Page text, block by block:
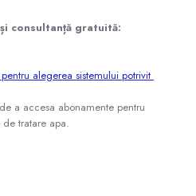
consultanță gratuită:
alegerea sistemului potrivit
a accesa abonamente pentru
de tratare apa.